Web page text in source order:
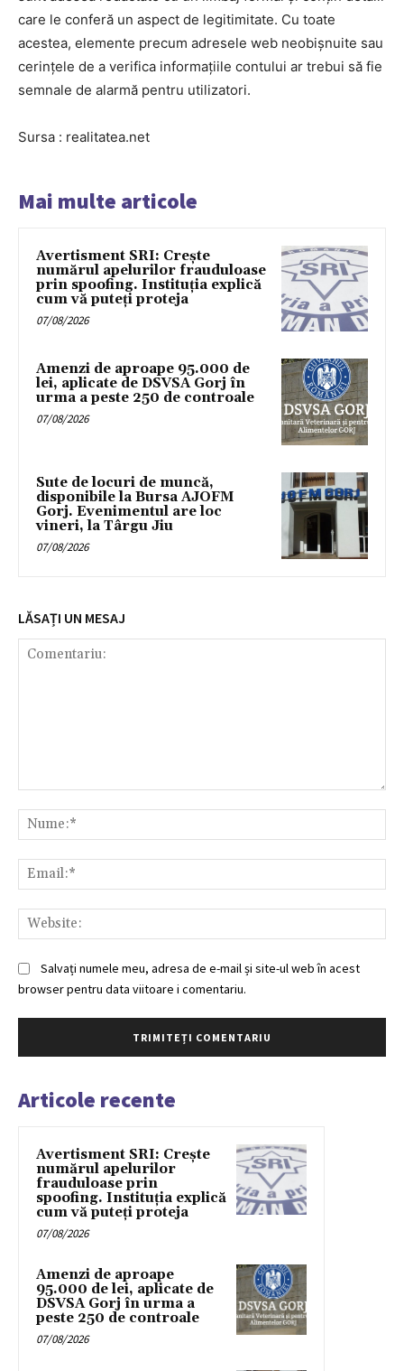
care le conferă un aspect de legitimitate. Cu toate
acestea, elemente precum adresele web neobișnuite sau
cerințele de a verifica informațiile contului ar trebui să fie
semnale de alarmă pentru utilizatori.
Sursa : realitatea.net
Mai multe articole
Avertisment SRI: Crește
numărul apelurilor frauduloase
prin spoofing. Instituția explică
cum vă puteți proteja
07/08/2026
Amenzi de aproape 95.000 de
lei, aplicate de DSVSA Gorj în
urma a peste 250 de controale
07/08/2026
Sute de locuri de muncă,
disponibile la Bursa AJOFM
Gorj. Evenimentul are loc
vineri, la Târgu Jiu
07/08/2026
LĂSAȚI UN MESAJ
Salvați numele meu, adresa de e-mail și site-ul web în acest
browser pentru data viitoare i comentariu.
Articole recente
Avertisment SRI: Crește
numărul apelurilor
frauduloase prin
spoofing. Instituția explică
cum vă puteți proteja
07/08/2026
Amenzi de aproape
95.000 de lei, aplicate de
DSVSA Gorj în urma a
peste 250 de controale
07/08/2026